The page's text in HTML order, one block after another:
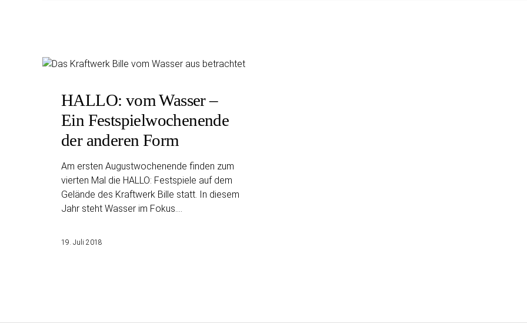
HALLO: vom Wasser –
Ein Festspielwochenende
der anderen Form
Am ersten Augustwochenende finden zum
vierten Mal die HALLO: Festspiele auf dem
Gelände des Kraftwerk Bille statt. In diesem
Jahr steht Wasser im Fokus.…
19. Juli 2018